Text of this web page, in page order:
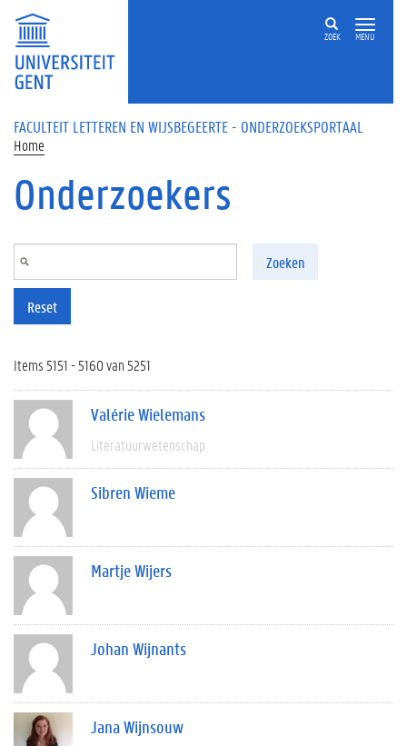
Overslaan en naar de inhoud gaan
ZOEK MENU
FACULTEIT LETTEREN EN WIJSBEGEERTE - ONDERZOEKSPORTAAL
Home
Onderzoekers
Zoeken
Reset
Items 5151 - 5160 van 5251
Valérie Wielemans
Literatuurwetenschap
Sibren Wieme
Martje Wijers
Johan Wijnants
Jana Wijnsouw